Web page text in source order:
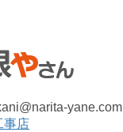
yane.com
事店